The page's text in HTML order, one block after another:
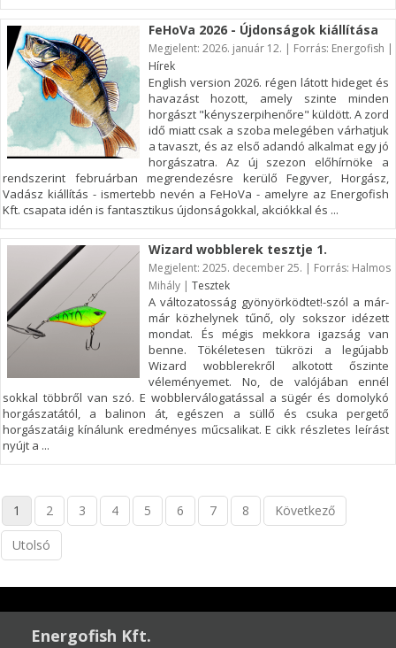
FeHoVa 2026 - Újdonságok kiállítása
Megjelent: 2026. január 12. | Forrás: Energofish |
Hírek
English version 2026. régen látott hideget és
havazást hozott, amely szinte minden
horgászt "kényszerpihenőre" küldött. A zord
idő miatt csak a szoba melegében várhatjuk
a tavaszt, és az első adandó alkalmat egy jó
horgászatra. Az új szezon előhírnöke a
rendszerint februárban megrendezésre kerülő Fegyver, Horgász,
Vadász kiállítás - ismertebb nevén a FeHoVa - amelyre az Energofish
Kft. csapata idén is fantasztikus újdonságokkal, akciókkal és ...
Wizard wobblerek tesztje 1.
Megjelent: 2025. december 25. | Forrás: Halmos
Mihály | Tesztek
A változatosság gyönyörködtet!-szól a már-
már közhelynek tűnő, oly sokszor idézett
mondat. És mégis mekkora igazság van
benne. Tökéletesen tükrözi a legújabb
Wizard wobblerekről alkotott őszinte
véleményemet. No, de valójában ennél
sokkal többről van szó. E wobblerválogatással a sügér és domolykó
horgászatától, a balinon át, egészen a süllő és csuka pergető
horgászatáig kínálunk eredményes műcsalikat. E cikk részletes leírást
nyújt a ...
1 2 3 4 5 6 7 8 Következő
Utolsó
Energofish Kft.